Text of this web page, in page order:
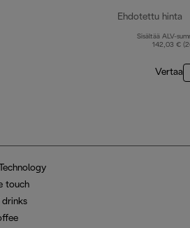
Ehdotettu hinta
Sisältää ALV-
142,03 €
Vertaa
touch